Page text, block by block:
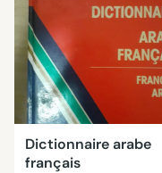
Dictionnaire arabe
français